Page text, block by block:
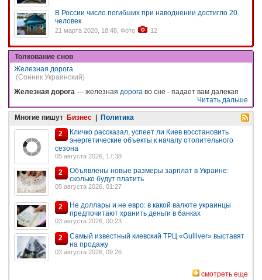
В России число погибших при наводнении достигло 20
человек
21 марта 2020, 18:48, Фото 12
Толкование снов
Железная дорога
(Сонник Украинский)
Железная дорога — железная дорога во сне - падает вам далекая
Читать дальше
Многие пишут Бизнес
Политика
2
Кличко рассказал, успеет ли Киев восстановить
энергетические объекты к началу отопительного
сезона
05 августа 2026, 17:38
2
Объявлены новые размеры зарплат в Украине:
сколько будут платить
05 августа 2026, 01:27
2
Не доллары и не евро: в какой валюте украинцы
предпочитают хранить деньги в банках
03 августа 2026, 00:23
2
Самый известный киевский ТРЦ «Gulliver» выставят
на продажу
03 августа 2026, 09:26
смотреть еще